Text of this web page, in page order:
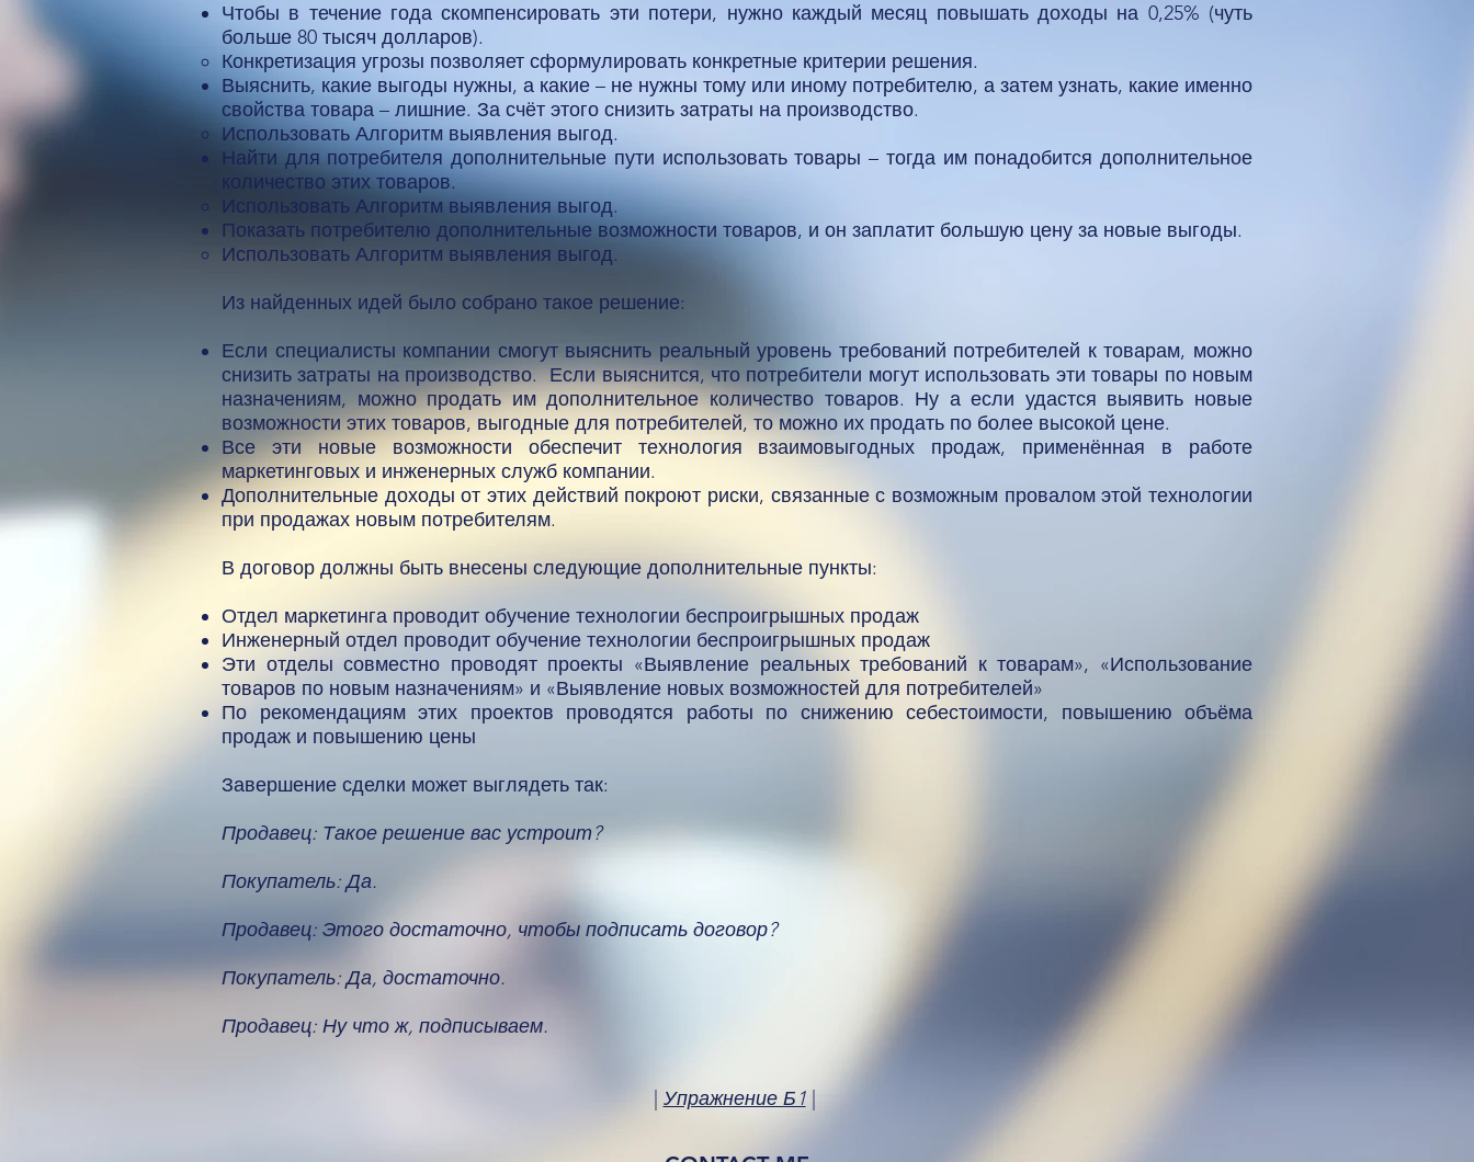
Чтобы в течение года скомпенсировать эти потери, нужно каждый месяц повышать доходы на 0,25% (чуть
больше 80 тысяч долларов).
Конкретизация угрозы позволяет сформулировать конкретные критерии решения.​
Выяснить, какие выгоды нужны, а какие – не нужны тому или иному потребителю, а затем узнать, какие именно
свойства товара – лишние. За счёт этого снизить затраты на производство.
Использовать Алгоритм выявления выгод.​
Найти для потребителя дополнительные пути использовать товары – тогда им понадобится дополнительное
количество этих товаров.
Использовать Алгоритм выявления выгод​.
Показать потребителю дополнительные возможности товаров, и он заплатит большую цену за новые выгоды.
Использовать Алгоритм выявления выгод.​
Из найденных идей было собрано такое решение:
Если специалисты компании смогут выяснить реальный уровень требований потребителей к товарам, можно
снизить затраты на производство. Если выяснится, что потребители могут использовать эти товары по новым
назначениям, можно продать им дополнительное количество товаров. Ну а если удастся выявить новые
возможности этих товаров, выгодные для потребителей, то можно их продать по более высокой цене.
Все эти новые возможности обеспечит технология взаимовыгодных продаж, применённая в работе
маркетинговых и инженерных служб компании.
Дополнительные доходы от этих действий покроют риски, связанные с возможным провалом этой технологии
при продажах новым потребителям.
В договор должны быть внесены следующие дополнительные пункты:
Отдел маркетинга проводит обучение технологии беспроигрышных продаж
Инженерный отдел проводит обучение технологии беспроигрышных продаж
Эти отделы совместно проводят проекты «Выявление реальных требований к товарам», «Использование
товаров по новым назначениям» и «Выявление новых возможностей для потребителей»
По рекомендациям этих проектов проводятся работы по снижению себестоимости, повышению объёма
продаж и повышению цены
Завершение сделки может выглядеть так:
Продавец: Такое решение вас устроит?
Покупатель: Да.
Продавец: Этого достаточно, чтобы подписать договор?
Покупатель: Да, достаточно.
Продавец: Ну что ж, подписываем.
Упражнение Б1